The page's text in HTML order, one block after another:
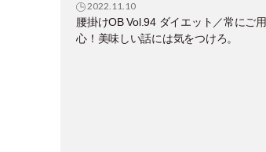
2022.11.10
腰掛けOB Vol.94 ダイエット／常にご用
心！美味しい話には気をつけろ。